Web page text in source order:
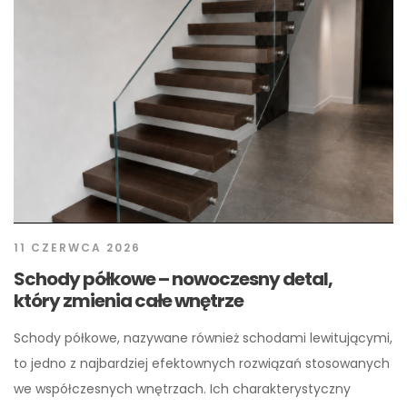
11 CZERWCA 2026
Schody półkowe – nowoczesny detal,
który zmienia całe wnętrze
Schody półkowe, nazywane również schodami lewitującymi,
to jedno z najbardziej efektownych rozwiązań stosowanych
we współczesnych wnętrzach. Ich charakterystyczny